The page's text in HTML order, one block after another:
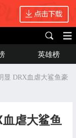
英雄榜
显 DRX血虐大鲨鱼豪
虐大鲨鱼